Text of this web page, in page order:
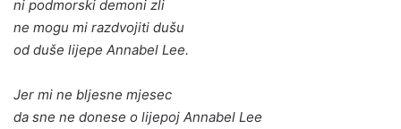
ni podmorski demoni zli
ne mogu mi razdvojiti dušu
od duše lijepe Annabel Lee.
Jer mi ne bljesne mjesec
da sne ne donese o lijepoj Annabel Lee